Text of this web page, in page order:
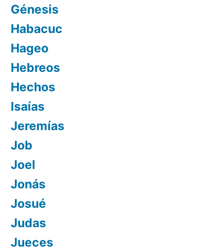
Génesis
Habacuc
Hageo
Hebreos
Hechos
Isaías
Jeremías
Job
Joel
Jonás
Josué
Judas
Jueces